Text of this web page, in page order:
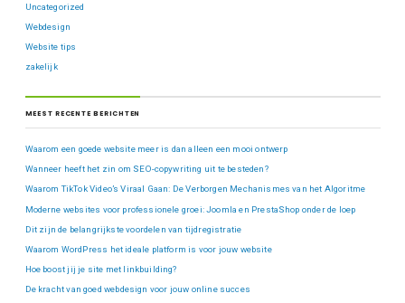
Uncategorized
Webdesign
Website tips
zakelijk
MEEST RECENTE BERICHTEN
Waarom een goede website meer is dan alleen een mooi ontwerp
Wanneer heeft het zin om SEO-copywriting uit te besteden?
Waarom TikTok Video’s Viraal Gaan: De Verborgen Mechanismes van het Algoritme
Moderne websites voor professionele groei: Joomla en PrestaShop onder de loep
Dit zijn de belangrijkste voordelen van tijdregistratie
Waarom WordPress het ideale platform is voor jouw website
Hoe boost jij je site met linkbuilding?
De kracht van goed webdesign voor jouw online succes